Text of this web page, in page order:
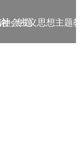
_专题
会主义思想主题